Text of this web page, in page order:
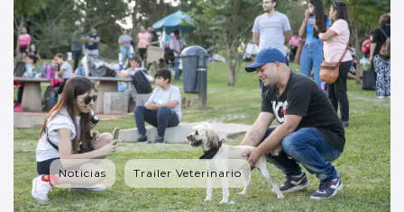
Noticias Trailer Veterinario